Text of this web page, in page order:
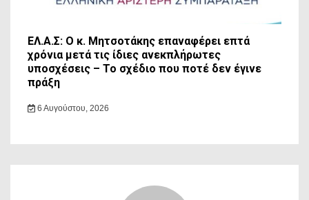
ΕΛ.Α.Σ: Ο κ. Μητσοτάκης επαναφέρει επτά
χρόνια μετά τις ίδιες ανεκπλήρωτες
υποσχέσεις – Το σχέδιο που ποτέ δεν έγινε
πράξη
6 Αυγούστου, 2026